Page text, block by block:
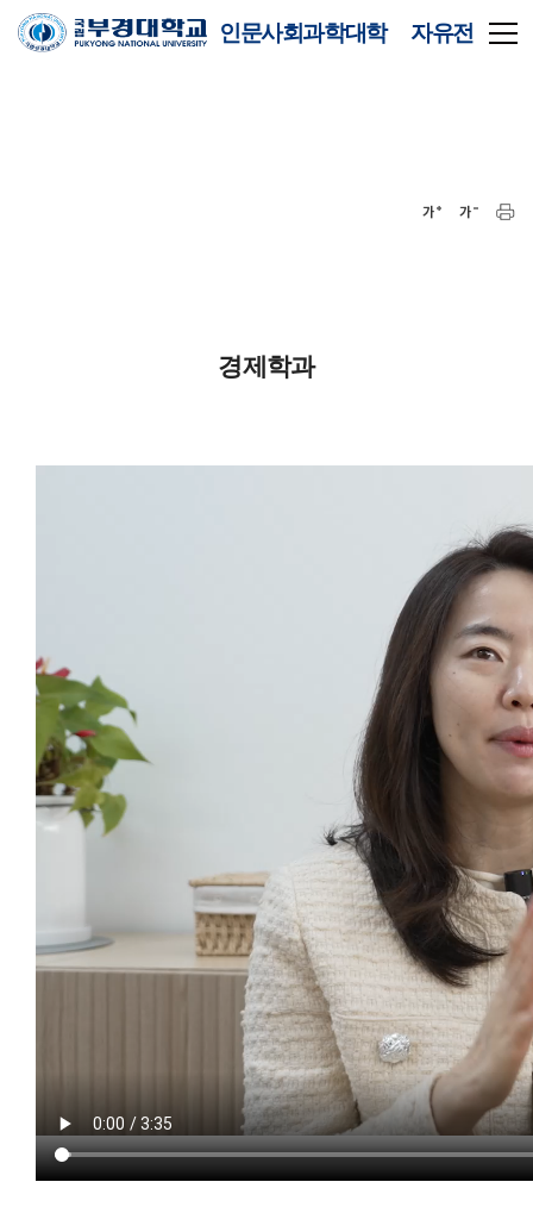
인문사회과학대학 자유전
경제학과